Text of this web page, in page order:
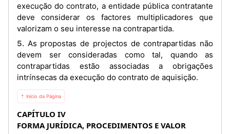
execução do contrato, a entidade pública contratante
deve considerar os factores multiplicadores que
valorizam o seu interesse na contrapartida.
5. As propostas de projectos de contrapartidas não
devem ser consideradas como tal, quando as
contrapartidas estão associadas a obrigações
intrínsecas da execução do contrato de aquisição.
⇡ Início da Página
CAPÍTULO IV
FORMA JURÍDICA, PROCEDIMENTOS E VALOR